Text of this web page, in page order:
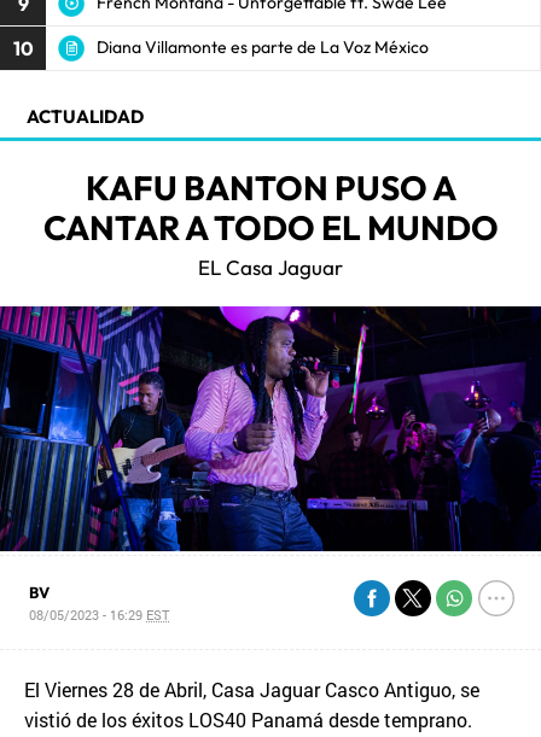
10 Diana Villamonte es parte de La Voz México
ACTUALIDAD
KAFU BANTON PUSO A
CANTAR A TODO EL MUNDO
EL Casa Jaguar
BV
08/05/2023 - 16:29 EST
El Viernes 28 de Abril, Casa Jaguar Casco Antiguo, se
vistió de los éxitos LOS40 Panamá desde temprano.